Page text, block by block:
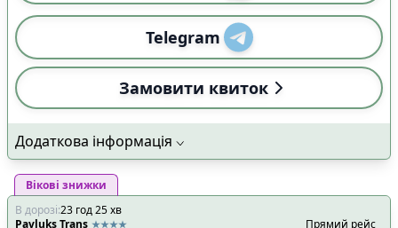
Telegram
Замовити квиток
Додаткова інформація
Вікові знижки
В дорозі:23 год25хв
Pavluks Trans
Прямий рейс